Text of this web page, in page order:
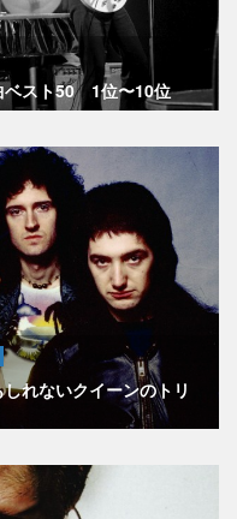
ベスト50 1位〜10位
れないクイーンのトリ